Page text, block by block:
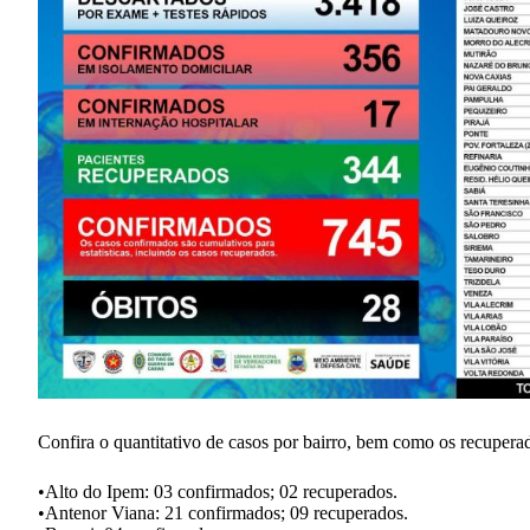
Confira o quantitativo de casos por bairro, bem como os
•Alto do Ipem: 03 confirmados; 02 recuperados.
•Antenor Viana: 21 confirmados; 09 recuperados.